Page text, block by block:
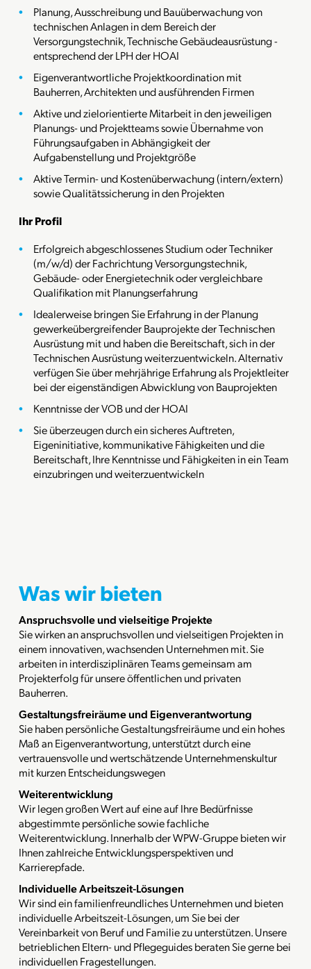
Planung, Ausschreibung und Bauüberwachung von
technischen Anlagen in dem Bereich der
Versorgungstechnik, Technische Gebäudeausrüstung -
entsprechend der LPH der HOAI
Eigenverantwortliche Projektkoordination mit
Bauherren, Architekten und ausführenden Firmen
Aktive und zielorientierte Mitarbeit in den jeweiligen
Planungs- und Projektteams sowie Übernahme von
Führungsaufgaben in Abhängigkeit der
Aufgabenstellung und Projektgröße
Aktive Termin- und Kostenüberwachung (intern/extern)
sowie Qualitätssicherung in den Projekten
Ihr Profil
Erfolgreich abgeschlossenes Studium oder Techniker
(m/w/d) der Fachrichtung Versorgungstechnik,
Gebäude- oder Energietechnik oder vergleichbare
Qualifikation mit Planungserfahrung
Idealerweise bringen Sie Erfahrung in der Planung
gewerkeübergreifender Bauprojekte der Technischen
Ausrüstung mit und haben die Bereitschaft, sich in der
Technischen Ausrüstung weiterzuentwickeln. Alternativ
verfügen Sie über mehrjährige Erfahrung als Projektleiter
bei der eigenständigen Abwicklung von Bauprojekten
Kenntnisse der VOB und der HOAI
Sie überzeugen durch ein sicheres Auftreten,
Eigeninitiative, kommunikative Fähigkeiten und die
Bereitschaft, Ihre Kenntnisse und Fähigkeiten in ein Team
einzubringen und weiterzuentwickeln
Was wir bieten
Anspruchsvolle und vielseitige Projekte
Sie wirken an anspruchsvollen und vielseitigen Projekten in
einem innovativen, wachsenden Unternehmen mit. Sie
arbeiten in interdisziplinären Teams gemeinsam am
Projekterfolg für unsere öffentlichen und privaten
Bauherren.
Gestaltungsfreiräume und Eigenverantwortung
Sie haben persönliche Gestaltungsfreiräume und ein hohes
Maß an Eigenverantwortung, unterstützt durch eine
vertrauensvolle und wertschätzende Unternehmenskultur
mit kurzen Entscheidungswegen
Weiterentwicklung
Wir legen großen Wert auf eine auf Ihre Bedürfnisse
abgestimmte persönliche sowie fachliche
Weiterentwicklung. Innerhalb der WPW-Gruppe bieten wir
Ihnen zahlreiche Entwicklungsperspektiven und
Karrierepfade.
Individuelle Arbeitszeit-Lösungen
Wir sind ein familienfreundliches Unternehmen und bieten
individuelle Arbeitszeit-Lösungen, um Sie bei der
Vereinbarkeit von Beruf und Familie zu unterstützen. Unsere
betrieblichen Eltern- und Pflegeguides beraten Sie gerne bei
individuellen Fragestellungen.